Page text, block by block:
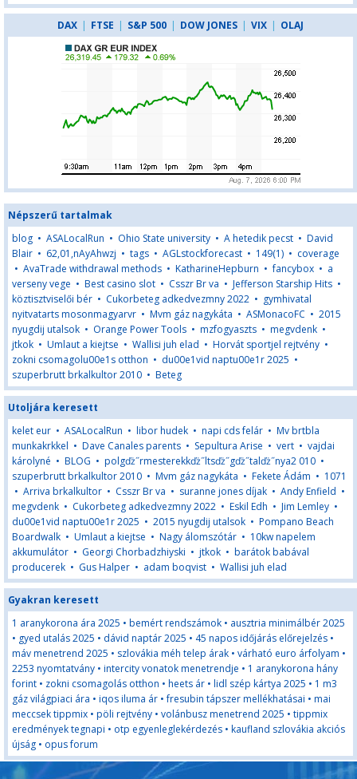
DAX | FTSE | S&P 500 | DOW JONES | VIX | OLAJ
Népszerű tartalmak
blog • ASALocalRun • Ohio State university • A hetedik pecst • David
Blair • 62,01,nAyAhwzj • tags • AGLstockforecast • 149(1) • coverage
• AvaTrade withdrawal methods • KatharineHepburn •fancybox • a
verseny vege • Best casino slot • Csszr Br va • Jefferson Starship Hits •
köztisztviselői bér • Cukorbeteg adkedvezmny 2022 • gymhivatal
nyitvatarts mosonmagyarvr • Mvm gáz nagykáta • ASMonacoFC • 2015
nyugdij utalsok • Orange Power Tools • mzfogyaszts • megvdenk •
jtkok • Umlaut a kiejtse • Wallisi juh elad • Horvát sportjel rejtvény •
zokni csomagolu00e1s otthon • du00e1vid naptu00e1r 2025 •
szuperbrutt brkalkultor 2010 • Beteg
Utoljára keresett
kelet eur • ASALocalRun • libor hudek • napi cds felár • Mv brtbla
munkakrkkel • Dave Canales parents • Sepultura Arise • vert • vajdai
károlyné • BLOG • polgďż˝rmesterekkďż˝ltsďż˝gďż˝talďż˝nya2 010 •
szuperbrutt brkalkultor 2010 • Mvm gáz nagykáta • Fekete Ádám • 1071
• Arriva brkalkultor • Csszr Br va • suranne jones díjak • Andy Enfield •
megvdenk • Cukorbeteg adkedvezmny 2022 • Eskil Edh • Jim Lemley •
du00e1vid naptu00e1r 2025 • 2015 nyugdij utalsok • Pompano Beach
Boardwalk • Umlaut a kiejtse • Nagy álomszótár • 10kw napelem
akkumulátor • Georgi Chorbadzhiyski • jtkok • barátok babával
producerek • Gus Halper • adam boqvist • Wallisi juh elad
Gyakran keresett
1 aranykorona ára 2025 • bemért rendszámok • ausztria minimálbér 2025
• gyed utalás 2025 • dávid naptár 2025 • 45 napos időjárás előrejelzés •
máv menetrend 2025 • szlovákia méh telep árak • várható euro árfolyam •
2253 nyomtatvány • intercity vonatok menetrendje • 1 aranykorona hány
forint • zokni csomagolás otthon • heets ár • lidl szép kártya 2025 • 1 m3
gáz világpiaci ára • iqos iluma ár •fresubin tápszer mellékhatásai • mai
meccsek tippmix • pöli rejtvény • volánbusz menetrend 2025 • tippmix
eredmények tegnapi • otp egyenleglekérdezés • kaufland szlovákia akciós
újság • opus forum